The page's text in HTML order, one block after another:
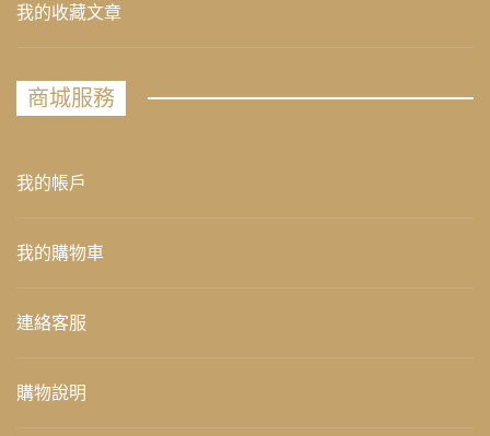
我的收藏文章
商城服務
我的帳戶
我的購物車
連絡客服
購物說明